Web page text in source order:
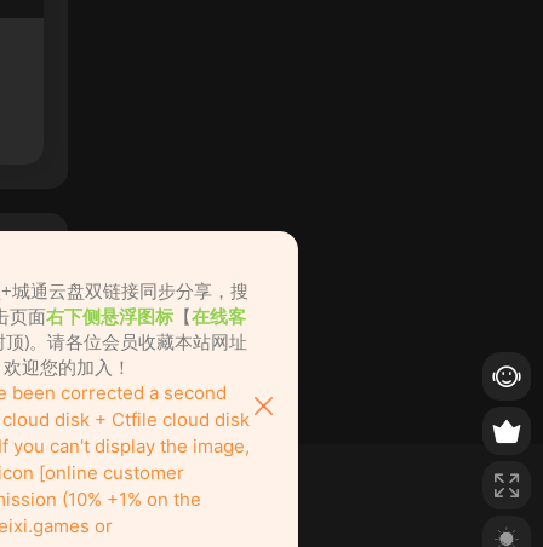
绝对欢迎！
城通云盘双链接同步分享，搜
页面右下侧悬浮图标 【在线客
)。请各位会员收藏本站网址
迎您的加入！
been corrected a second
disk + Ctfile cloud disk
you can't display the image,
[online customer
(10% +1% on the
or